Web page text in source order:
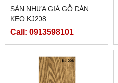
SÀN NHỰA GIẢ GỖ DÁN
KEO KJ208
Call: 0913598101